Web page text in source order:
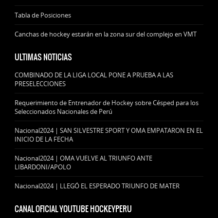
Tabla de Posiciones
Canchas de hockey estarán en la zona sur del complejo en VMT
ULTIMAS NOTICIAS
COMBINADO DE LA LIGA LOCAL PONE A PRUEBA A LAS
PRESELECCIONES
Requerimiento de Entrenador de Hockey sobre Césped para los
Seleccionados Nacionales de Perú
Nacional2024 | SAN SILVESTRE SPORT Y OMA EMPATARON EN EL
INICIO DE LA FECHA
Nacional2024 | OMA VUELVE AL TRIUNFO ANTE
LIBARDONI/APOLO
Nacional2024 | LLEGÓ EL ESPERADO TRIUNFO DE MATER
CANAL OFICIAL YOUTUBE HOCKEYPERU